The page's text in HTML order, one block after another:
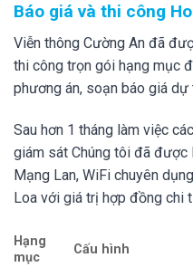
Báo giá và thi công
Viễn thông Cường An đã
thi công trọn gói hạng mục
phương án, soạn báo giá dự
Sau hơn 1 tháng làm việc
giám sát Chúng tôi đã được
Mạng Lan, WiFi chuyên
Loa với giá trị hợp đồng chi
Hạng
mục
Cấu hình